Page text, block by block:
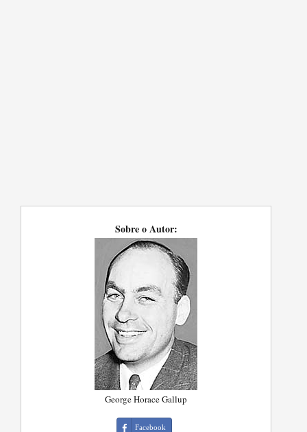
Sobre o Autor:
George Horace Gallup
Facebook